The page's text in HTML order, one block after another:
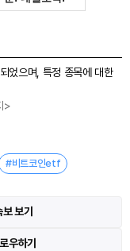
었으며, 특정 종목에 대한
>
#비트코인etf
보기
우하기